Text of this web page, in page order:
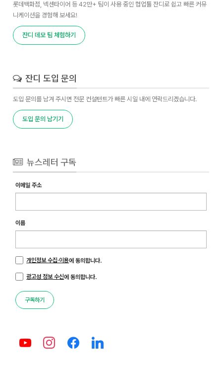
롯데백화점, 넥센타이어 등 42만+ 팀이 사용 중인 협업툴 잔디로 쉽고 빠른 커뮤
니케이션을 경험해 보세요!
잔디 데모 팀 체험하기
잔디 도입 문의
도입 문의를 남겨 주시면 전문 컨설턴트가 빠른 시일 내에 연락드리겠습니다.
도입 문의 남기기
뉴스레터 구독
이메일 주소
이름
개인정보 수집·이용에 동의합니다.
광고성 정보 수신에 동의합니다.
구독하기